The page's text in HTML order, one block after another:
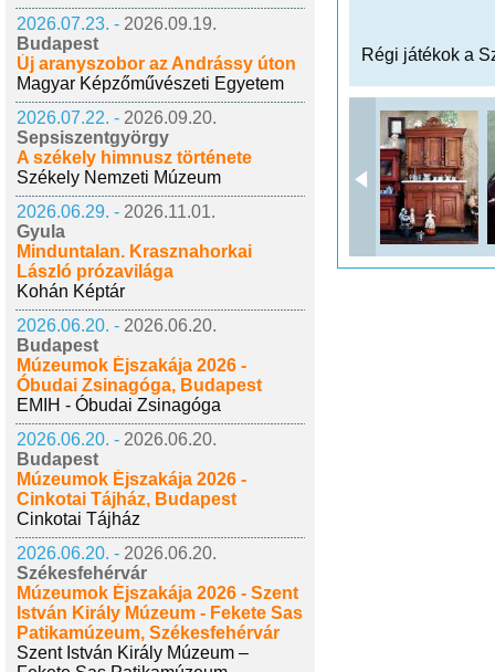
2026.07.23. - 2026.09.19.
Budapest
Új aranyszobor az Andrássy úton
Magyar Képzőművészeti Egyetem
2026.07.22. - 2026.09.20.
Sepsiszentgyörgy
A székely himnusz története
Székely Nemzeti Múzeum
2026.06.29. - 2026.11.01.
Gyula
Minduntalan. Krasznahorkai
László prózavilága
Kohán Képtár
2026.06.20. - 2026.06.20.
Budapest
Múzeumok Éjszakája 2026 -
Óbudai Zsinagóga, Budapest
EMIH - Óbudai Zsinagóga
2026.06.20. - 2026.06.20.
Budapest
Múzeumok Éjszakája 2026 -
Cinkotai Tájház, Budapest
Cinkotai Tájház
2026.06.20. - 2026.06.20.
Székesfehérvár
Múzeumok Éjszakája 2026 - Szent
István Király Múzeum - Fekete Sas
Patikamúzeum, Székesfehérvár
Szent István Király Múzeum –
Régi játékok a